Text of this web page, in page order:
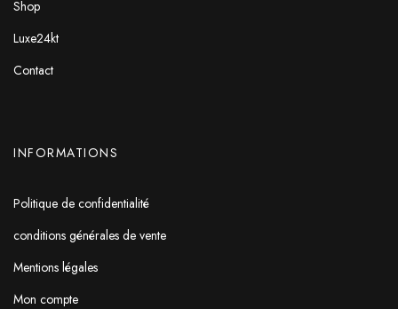
Shop
Luxe24kt
Contact
INFORMATIONS
Politique de confidentialité
conditions générales de vente
Mentions légales
Mon compte